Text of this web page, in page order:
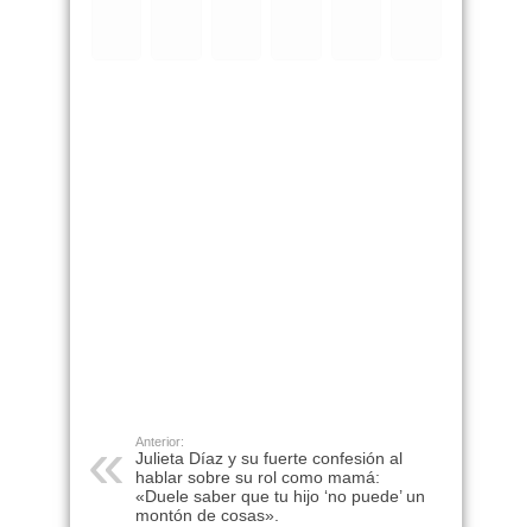
Anterior:
Julieta Díaz y su fuerte confesión al
hablar sobre su rol como mamá:
«Duele saber que tu hijo ‘no puede’ un
montón de cosas».